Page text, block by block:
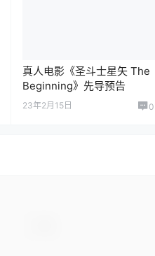
真人电影《圣斗士星矢 The
Beginning》先导预告
23年2月15日 0